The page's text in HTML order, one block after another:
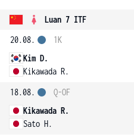
Luan 7 ITF
20.08.
Kim D.
Kikawada R.
1K
18.08.
Kikawada R.
Sato H.
Q-OF